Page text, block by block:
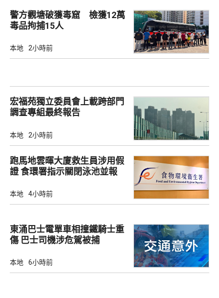
警方觀塘破獲毒窟 檢獲12萬
毒品拘捕15人
本地 2小時前
宏福苑獨立委員會上載跨部門
調查專組最終報告
本地 2小時前
跑馬地雲暉大廈救生員涉用假
證 食環署指示關閉泳池並報
本地 4小時前
東涌巴士電單車相撞鐵騎士重
傷 巴士司機涉危駕被捕
本地 6小時前